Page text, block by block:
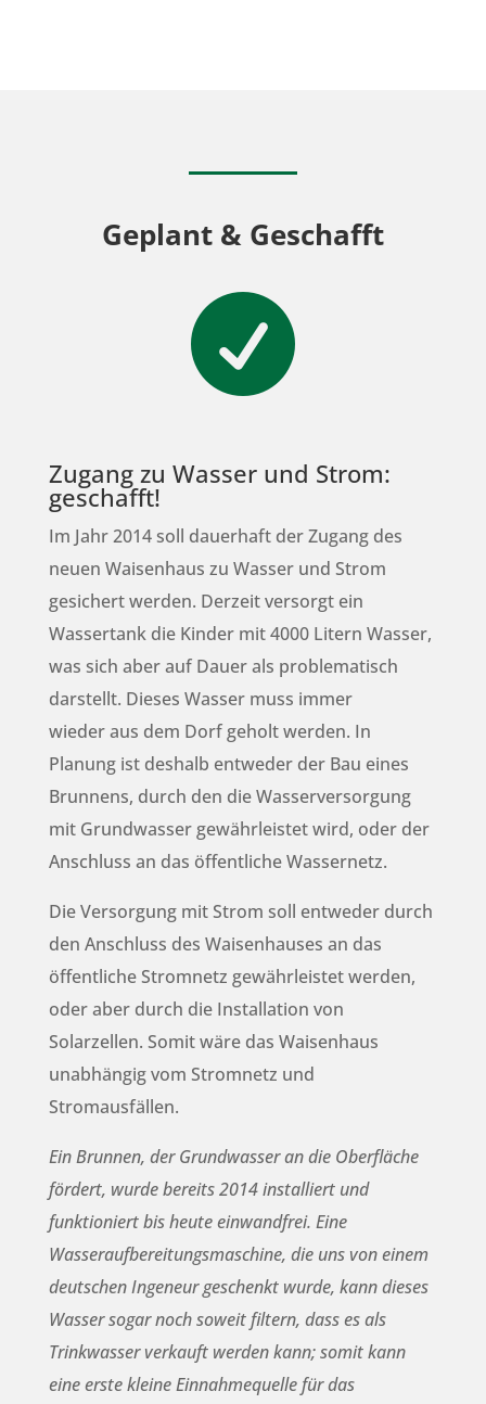
Geplant & Geschafft

Zugang zu Wasser und Strom:
geschafft!
Im Jahr 2014 soll dauerhaft der Zugang des
neuen Waisenhaus zu Wasser und Strom
gesichert werden. Derzeit versorgt ein
Wassertank die Kinder mit 4000 Litern Wasser,
was sich aber auf Dauer als problematisch
darstellt. Dieses Wasser muss immer
wieder aus dem Dorf geholt werden. In
Planung ist deshalb entweder der Bau eines
Brunnens, durch den die Wasserversorgung
mit Grundwasser gewährleistet wird, oder der
Anschluss an das öffentliche Wassernetz.
Die Versorgung mit Strom soll entweder durch
den Anschluss des Waisenhauses an das
öffentliche Stromnetz gewährleistet werden,
oder aber durch die Installation von
Solarzellen. Somit wäre das Waisenhaus
unabhängig vom Stromnetz und
Stromausfällen.
Ein Brunnen, der Grundwasser an die Oberfläche
fördert, wurde bereits 2014 installiert und
funktioniert bis heute einwandfrei. Eine
Wasseraufbereitungsmaschine, die uns von einem
deutschen Ingeneur geschenkt wurde, kann dieses
Wasser sogar noch soweit filtern, dass es als
Trinkwasser verkauft werden kann; somit kann
eine erste kleine Einnahmequelle für das